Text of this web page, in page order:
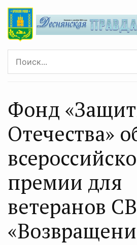
Фонд
Отечества»
премии для
ветеранов